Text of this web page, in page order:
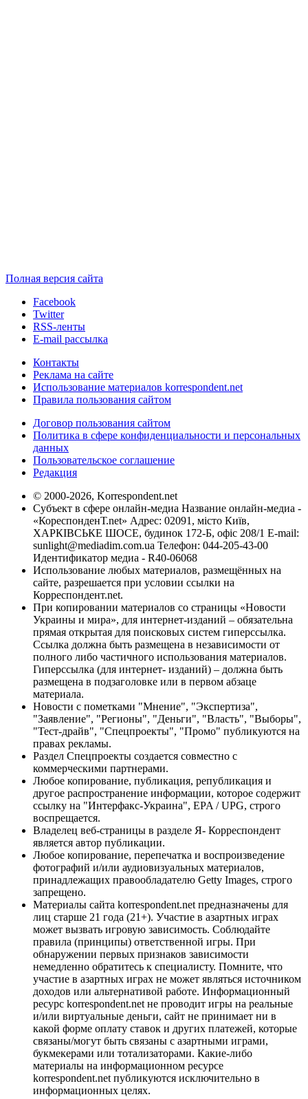
Полная версия сайта
Facebook
Twitter
RSS-ленты
E-mail рассылка
Контакты
Реклама на сайте
Использование материалов korrespondent.net
Правила пользования сайтом
Договор пользования сайтом
Политика в сфере конфиденциальности и персональных
данных
Пользовательское соглашение
Редакция
© 2000-2026, Korrespondent.net
Субъект в сфере онлайн-медиа Название онлайн-медиа -
«КореспонденТ.net» Адрес: 02091, місто Київ,
ХАРКІВСЬКЕ ШОСЕ, будинок 172-Б, офіс 208/1 E-mail:
sunlight@mediadim.com.ua Телефон: 044-205-43-00
Идентификатор медиа - R40-06068
Использование любых материалов, размещённых на
сайте, разрешается при условии ссылки на
Корреспондент.net.
При копировании материалов со страницы «Новости
Украины и мира», для интернет-изданий – обязательна
прямая открытая для поисковых систем гиперссылка.
Ссылка должна быть размещена в независимости от
полного либо частичного использования материалов.
Гиперссылка (для интернет- изданий) – должна быть
размещена в подзаголовке или в первом абзаце
материала.
Новости с пометками "Мнение", "Экспертиза",
"Заявление", "Регионы", "Деньги", "Власть", "Выборы",
"Тест-драйв", "Спецпроекты", "Промо" публикуются на
правах рекламы.
Раздел Спецпроекты создается совместно с
коммерческими партнерами.
Любое копирование, публикация, републикация и
другое распространение информации, которое содержит
ссылку на "Интерфакс-Украина", EPA / UPG, строго
воспрещается.
Владелец веб-страницы в разделе Я- Корреспондент
является автор публикации.
Любое копирование, перепечатка и воспроизведение
фотографий и/или аудиовизуальных материалов,
принадлежащих правообладателю Getty Images, строго
запрещено.
Материалы сайта korrespondent.net предназначены для
лиц старше 21 года (21+). Участие в азартных играх
может вызвать игровую зависимость. Соблюдайте
правила (принципы) ответственной игры. При
обнаружении первых признаков зависимости
немедленно обратитесь к специалисту. Помните, что
участие в азартных играх не может являться источником
доходов или альтернативой работе. Информационный
ресурс korrespondent.net не проводит игры на реальные
и/или виртуальные деньги, сайт не принимает ни в
какой форме оплату ставок и других платежей, которые
связаны/могут быть связаны с азартными играми,
букмекерами или тотализаторами. Какие-либо
материалы на информационном ресурсе
korrespondent.net публикуются исключительно в
информационных целях.